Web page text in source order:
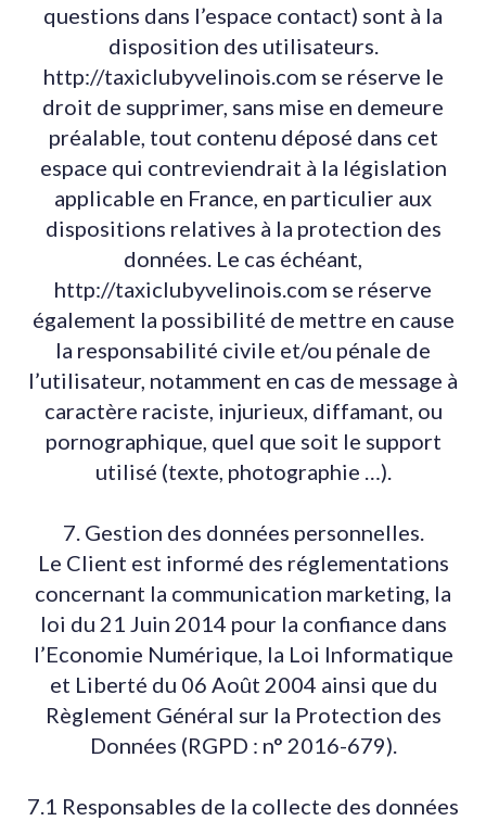
questions dans l’espace contact) sont à la
disposition des utilisateurs.
http://taxiclubyvelinois.com se réserve le
droit de supprimer, sans mise en demeure
préalable, tout contenu déposé dans cet
espace qui contreviendrait à la législation
applicable en France, en particulier aux
dispositions relatives à la protection des
données. Le cas échéant,
http://taxiclubyvelinois.com se réserve
également la possibilité de mettre en cause
la responsabilité civile et/ou pénale de
l’utilisateur, notamment en cas de message à
caractère raciste, injurieux, diffamant, ou
pornographique, quel que soit le support
utilisé (texte, photographie …).
7. Gestion des données personnelles.
Le Client est informé des réglementations
concernant la communication marketing, la
loi du 21 Juin 2014 pour la confiance dans
l’Economie Numérique, la Loi Informatique
et Liberté du 06 Août 2004 ainsi que du
Règlement Général sur la Protection des
Données (RGPD : n° 2016-679).
7.1 Responsables de la collecte des données